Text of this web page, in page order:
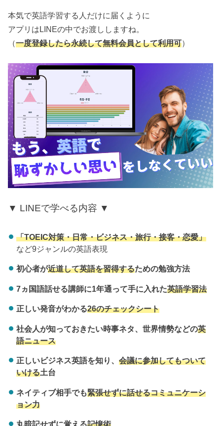
本気で英語学習する人だけに届くように
アプリはLINEの中でお渡ししますね。
（一度登録したら永続して無料会員として利用可）
▼ LINEで学べる内容 ▼
「TOEIC対策・日常・ビジネス・旅行・接客・恋愛」
など9ジャンルの英語表現
初心者が近道して英語を習得するための勉強方法
7ヵ国語話せる講師に1年通って手に入れた英語学習法
正しい発音がわかる26のチェックシート
社会人が知っておきたい時事ネタ、世界情勢などの英
語ニュース
正しいビジネス英語を知り、 会議に参加してもついて
いける土台
ネイティブ相手でも緊張せずに話せるコミュニケーシ
ョン力
丸暗記せずに覚える記憶術